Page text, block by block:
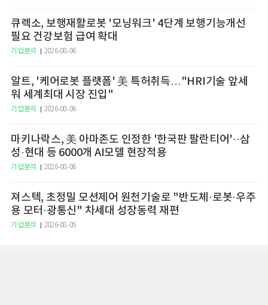
큐렉소, 보행재활로봇 '모닝워크' 4단계 보행기능개선
필요 건강보험 급여 확대
기업분석 2026-08-06
알트, '케어로봇 플랫폼' 美 특허취득…"HRI기술 앞세
워 세계최대 시장 진입"
기업분석 2026-08-06
마키나락스, 美 아마존도 인정한 '한국판 팔란티어'··삼
성·현대 등 6000개 AI모델 현장적용
기업분석 2026-08-06
져스텍, 초정밀 모션제어 원천기술로 "반도체·로봇·우주
용 모터·광통신" 차세대 성장동력 재편
기업분석 2026-08-05